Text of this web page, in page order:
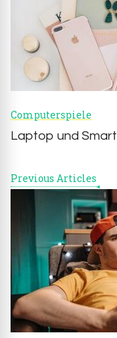
Computerspiele
Laptop und
Previous Articles